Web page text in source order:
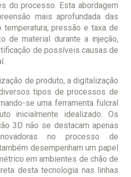
do processo. Esta abordagem
mais aprofundada das
pressão e taxa de
de material durante a injeção,
de possíveis causas de
de produto, a digitalização
tipos de processos de
se uma ferramenta fulcral
inicialmente idealizado. Os
3D não se destacam apenas
no processo de
desempenham um papel
em ambientes de chão de
desta tecnologia nas linhas